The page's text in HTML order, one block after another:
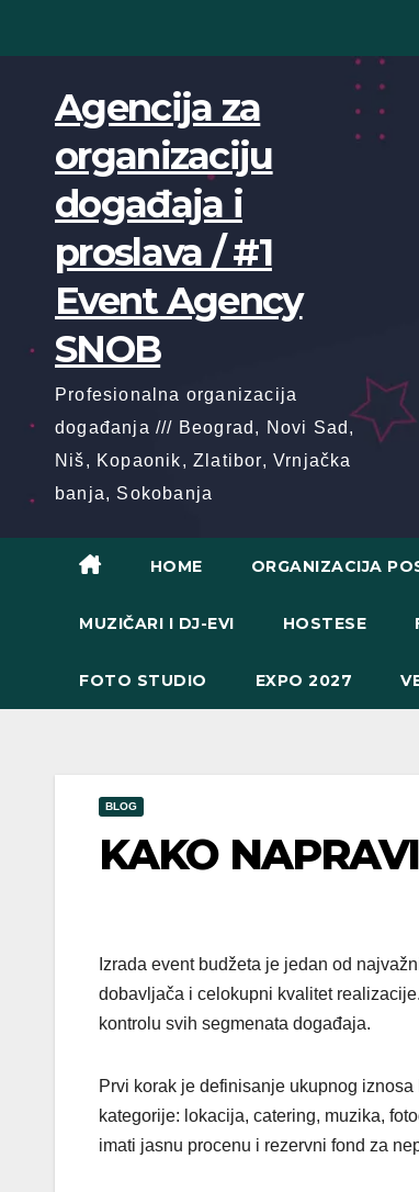
Agencija za
organizaciju
događaja i
proslava / #1
Event Agency
SNOB
Profesionalna organizacija
događanja /// Beograd, Novi Sad,
Niš, Kopaonik, Zlatibor, Vrnjačka
banja, Sokobanja
HOME ORGANIZACIJA
MUZIČARI I DJ-EVI HOSTESE
FOTO STUDIO EXPO 2027
BLOG
KAKO
Izrada event budžeta je jedan od
dobavljača i celokupni kvalitet
kontrolu svih segmenata događaja.
Prvi korak je definisanje ukupnog
kategorije: lokacija, catering, muzika,
imati jasnu procenu i rezervni fond za